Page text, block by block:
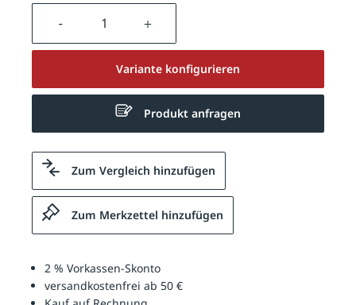
Produkt Anzahl: Gib den
Variante konfigurieren
Produkt anfragen
Zum Vergleich hinzufügen
Zum Merkzettel hinzufügen
2 % Vorkassen-Skonto
versandkostenfrei ab 50 €